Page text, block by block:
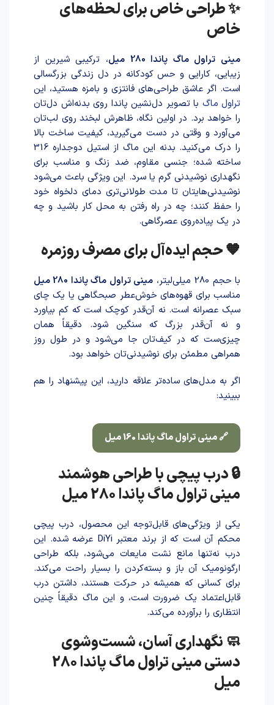
✨ طراحی خاص برای لحظه‌های
خاص
مینی تراول ماگ پاندا 280 میل
، ترکیبی شیرین از
زیبایی، کارایی و حس کودکانه در دل زندگی بزرگسالی
است. اگر عاشق طراحی‌های فانتزی و بامزه هستید، این
تراول ماگ با تصویر دل‌نشین پاندا روی بدنه‌اش دل‌تان
را خواهد برد. در اولین نگاه، ظاهرش لبخند روی لب‌تان
می‌آورد و وقتی در دست می‌گیرید، کیفیت ساخت بالا
را درک می‌کنید. بدنه این ماگ از استیل دوجداره 316
سا‌خته شد‌ه؛ جنسی مقاوم، ضد زنگ و مناسب برای
نگهداری نوشیدنی گرم یا سرد. این ویژگی باعث می‌شود
نوشیدنی‌هایتان تا مدت طولانی‌تری دمای دلخواه خود
را حفظ کنند؛ چه در راه رفتن به محل کار باشید و چه
در یک پیاده‌روی عصرگاهی.
🧡 حجم ایده‌آل برای مصرف روزمره
با حجم 280 میلی‌لیتر،
مینی تراول ماگ پاندا 280 میل
مناسب برای قهوه‌های خوش‌عطر صبحگاهی یا یک چای
سبک عصرانه است. نه آن‌قدر کوچک است که کم بیاورد
و نه آن‌قدر بزرگ که سنگین شود. دقیقاً همان
چیزی‌ست که در کیف‌تان جا می‌شود و در طول روز
همراهی مطمئن برای نوشیدنی‌تان خواهد بود.
اگر به مدل‌های ساده‌تر علاقه دارید، این پیشنهاد را هم
ببینید:
🔗 مینی تراول ماگ پاندا 160 میل
🔒 درب پیچی با طراحی هوشمند
مینی تراول ماگ پاندا 280 میل
یکی از ویژگی‌های قابل‌توجه این محصول، درب پیچی
محکم آن است که از برند معتبر DiYi عر‌ضه شد‌ه. این
درب نه‌تنها مانع نشت مایعات می‌شود، بلکه طراحی
ارگونومیک آن باز و بسته‌کردن را بسیار راحت می‌کند.
برای کسانی که همیشه در حرکت هستند، داشتن درب
قابل‌اعتماد یک ضرورت است، و این ماگ دقیقاً چنین
انتظاری را برآورده می‌کند.
🧼 نگهداری آسان، شست‌وشوی
دستی مینی تراول ماگ پاندا 280
میل